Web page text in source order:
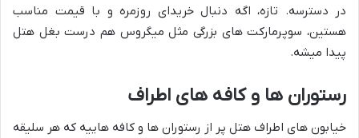
در دسترسه. تازه، اگه دنبال خریدای روزمره و با قیمت مناسب
هستین، سوپرمارکت های بزرگی مثل میگروس هم درست بغل هتل
پیدا میشه.
رستوران ها و کافه های اطراف
خیابون های اطراف هتل پر از رستوران ها و کافه هاییه که هر سلیقه